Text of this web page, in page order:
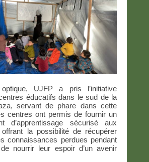
UJFP a pris l’initiative
éducatifs dans le sud de la
servant de phare dans cette
centres ont permis de fournir un
d’apprentissage sécurisé aux
la possibilité de récupérer
connaissances perdues pendant
nourrir leur espoir d’un avenir